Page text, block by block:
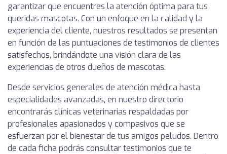
garantizar que encuentres la atención óptima para tus
queridas mascotas. Con un enfoque en la calidad y la
experiencia del cliente, nuestros resultados se presentan
en función de las puntuaciones de testimonios de clientes
satisfechos, brindándote una visión clara de las
experiencias de otros dueños de mascotas.
Desde servicios generales de atención médica hasta
especialidades avanzadas, en nuestro directorio
encontrarás clínicas veterinarias respaldadas por
profesionales apasionados y compasivos que se
esfuerzan por el bienestar de tus amigos peludos. Dentro
de cada ficha podrás consultar testimonios que te